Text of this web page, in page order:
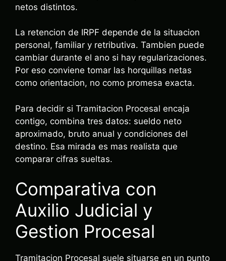
netos distintos.
La retencion de IRPF depende de la situacion
personal, familiar y retributiva. Tambien puede
cambiar durante el ano si hay regularizaciones.
Por eso conviene tomar las horquillas netas
como orientacion, no como promesa exacta.
Para decidir si Tramitacion Procesal encaja
contigo, combina tres datos: sueldo neto
aproximado, bruto anual y condiciones del
destino. Esa mirada es mas realista que
comparar cifras sueltas.
Comparativa con
Auxilio Judicial y
Gestion Procesal
Tramitacion Procesal suele situarse en un punto